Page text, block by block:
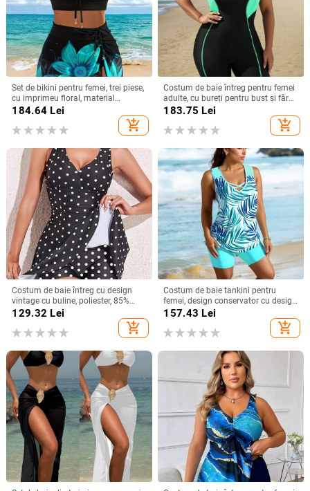
Set de bikini pentru femei, trei piese,
cu imprimeu floral, material
poliester, cupe căptușite, fără
184.64 Lei
add_shopping_cart
Costum de baie întreg pentru femei
adulte, cu bureți pentru bust și fără
suport metalic, uscare rapidă,
183.75 Lei
add_shopping_cart
Costum de baie întreg cu design
vintage cu buline, poliester, 85%
poliester
129.32 Lei
add_shopping_cart
Costum de baie tankini pentru
femei, design conservator cu design
divizat, fără mâneci, cu bureți în
căptușeală de spandex
157.43 Lei
add_shopping_cart